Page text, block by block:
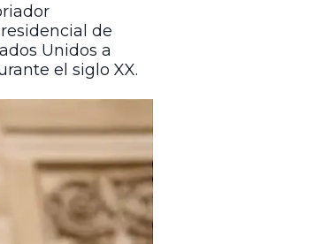
de
Unidos a
el siglo XX.